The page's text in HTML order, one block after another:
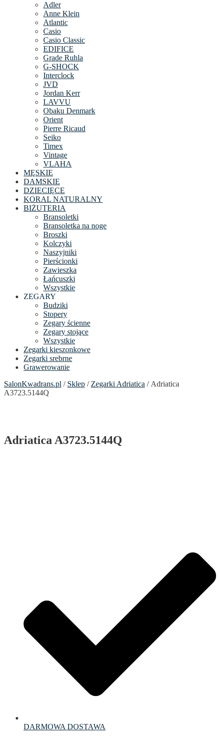
Adler
Anne Klein
Atlantic
Casio
Casio Classic
EDIFICE
Grade Ruhla
G-SHOCK
Interclock
JVD
Jordan Kerr
LAVVU
Obaku Denmark
Orient
Pierre Ricaud
Seiko
Timex
Vintage
VLAHA
MĘSKIE
DAMSKIE
DZIECIĘCE
KORAL NATURALNY
BIŻUTERIA
Bransoletki
Bransoletka na noge
Broszki
Kolczyki
Naszyjniki
Pierścionki
Zawieszka
Łańcuszki
Wszystkie
ZEGARY
Budziki
Stopery
Zegary ścienne
Zegary stojące
Wszystkie
Zegarki kieszonkowe
Zegarki srebrne
Grawerowanie
SalonKwadrans.pl / Sklep / Zegarki Adriatica / Adriatica
A3723.5144Q
Adriatica A3723.5144Q
DARMOWA DOSTAWA